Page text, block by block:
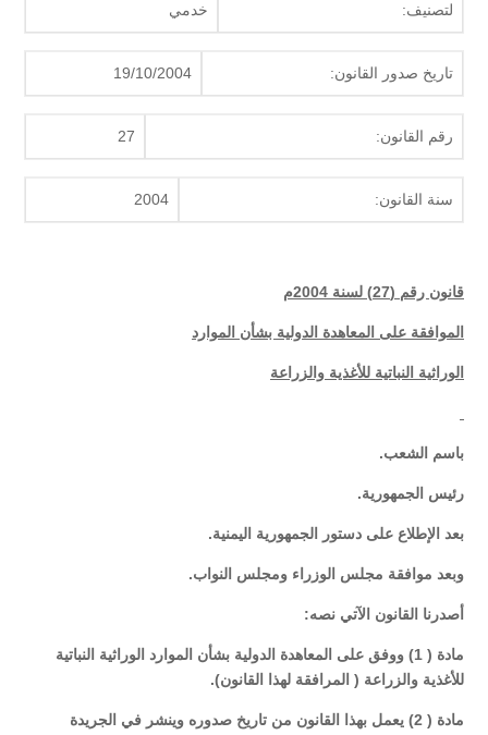
لتصنيف: خدمي
تاريخ صدور القانون: 19/10/2004
رقم القانون: 27
سنة القانون: 2004
قانون رقم (27) لسنة 2004م
الموافقة على المعاهدة الدولية بشأن الموارد
الوراثية النباتية للأغذية والزراعة
باسم الشعب.
رئيس الجمهورية.
بعد الإطلاع على دستور الجمهورية اليمنية.
وبعد موافقة مجلس الوزراء ومجلس النواب.
أصدرنا القانون الآتي نصه:
مادة ( 1) ووفق على المعاهدة الدولية بشأن الموارد الوراثية النباتية
للأغذية والزراعة ( المرافقة لهذا القانون).
مادة ( 2) يعمل بهذا القانون من تاريخ صدوره وينشر في الجريدة